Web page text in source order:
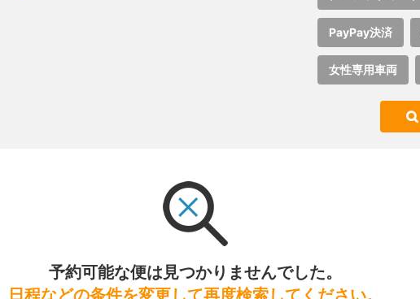
PayPay決済
女性専用車両
予約可能な便は見つかりませんでした。
日程などの条件を変更して再度検索してください。